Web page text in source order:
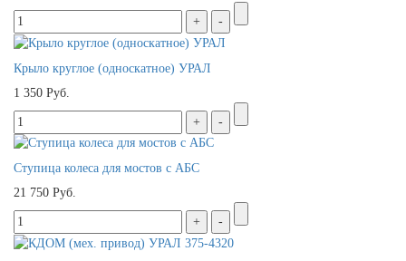
Крыло круглое (односкатное) УРАЛ
1 350 Руб.
Ступица колеса для мостов с АБС
21 750 Руб.